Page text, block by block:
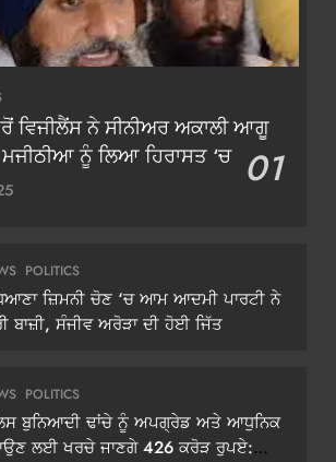
ਵਿਜੀਲੈਂਸ ਨੇ ਸੀਨੀਅਰ ਅਕਾਲੀ ਆਗੂ
ਨੂੰ ਲਿਆ ਹਿਰਾਸਤ ‘ਚ 01
POLITICS
ਜ਼ਿਮਨੀ ਚੋਣ ‘ਚ ਆਮ ਆਦਮੀ ਪਾਰਟੀ ਨੇ
ਬਾਜ਼ੀ, ਸੰਜੀਵ ਅਰੋੜਾ ਦੀ ਹੋਈ ਜਿੱਤ
POLITICS
ਬੁਨਿਆਦੀ ਢਾਂਚੇ ਨੂੰ ਅਪਗ੍ਰੇਡ ਅਤੇ ਆਧੁਨਿਕ
ਲਈ ਖਰਚੇ ਜਾਣਗੇ 426 ਕਰੋੜ ਰੁਪਏ: